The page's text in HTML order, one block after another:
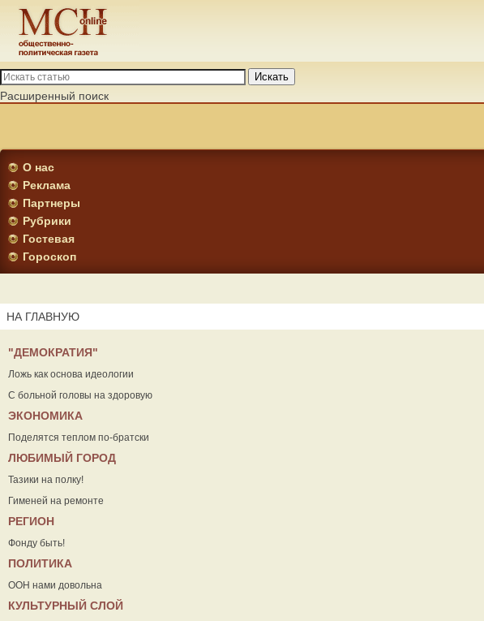
Искать
Расширенный поиск
О нас
Реклама
Партнеры
Рубрики
Гостевая
Гороскоп
НА ГЛАВНУЮ
"ДЕМОКРАТИЯ"
Ложь как основа идеологии
С больной головы на здоровую
ЭКОНОМИКА
Поделятся теплом по-братски
ЛЮБИМЫЙ ГОРОД
Тазики на полку!
Гименей на ремонте
РЕГИОН
Фонду быть!
ПОЛИТИКА
ООН нами довольна
КУЛЬТУРНЫЙ СЛОЙ